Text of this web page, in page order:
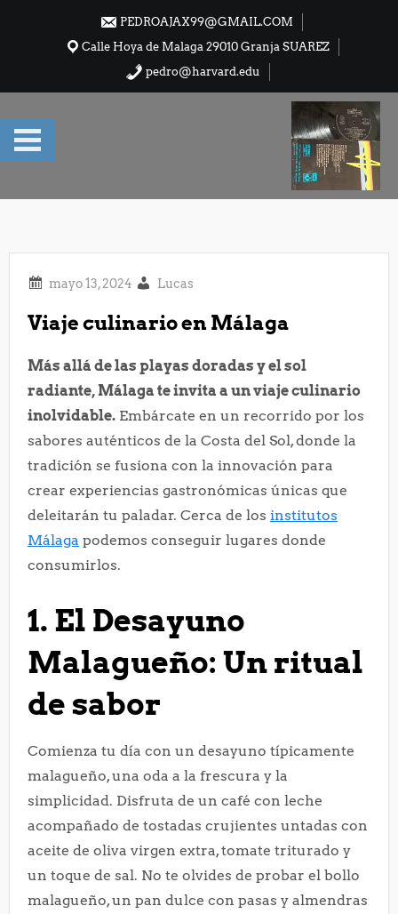
PEDROAJAX99@GMAIL.COM
Calle Hoya de Malaga 29010 Granja SUAREZ
pedro@harvard.edu
Lucas
Viaje culinario en Málaga
Más allá de las playas doradas y el sol
radiante, Málaga te invita a un viaje culinario
inolvidable. Embárcate en un recorrido por los
sabores auténticos de la Costa del Sol, donde la
tradición se fusiona con la innovación para
crear experiencias gastronómicas únicas que
deleitarán tu paladar. Cerca de los institutos
Málaga podemos conseguir lugares donde
consumirlos.
1. El Desayuno
Malagueño: Un ritual
de sabor
Comienza tu día con un desayuno típicamente
malagueño, una oda a la frescura y la
simplicidad. Disfruta de un café con leche
acompañado de tostadas crujientes untadas con
aceite de oliva virgen extra, tomate triturado y
un toque de sal. No te olvides de probar el bollo
malagueño, un pan dulce con pasas y almendras